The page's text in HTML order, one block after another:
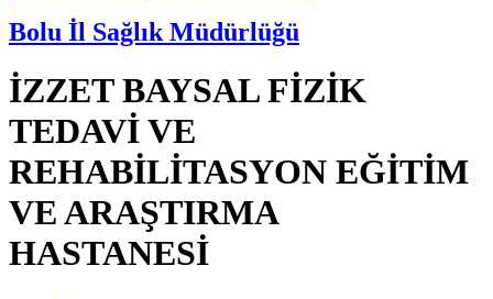
Bolu İl Sağlık Müdürlüğü
İZZET BAYSAL FİZİK
TEDAVİ VE
REHABİLİTASYON EĞİTİM
VE ARAŞTIRMA
HASTANESİ